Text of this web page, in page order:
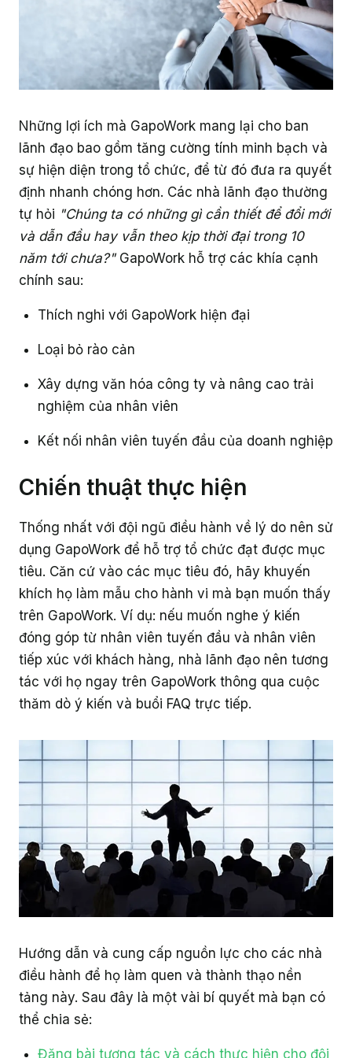
Những lợi ích mà GapoWork mang lại cho ban
lãnh đạo bao gồm tăng cường tính minh bạch và
sự hiện diện trong tổ chức, để từ đó đưa ra quyết
định nhanh chóng hơn. Các nhà lãnh đạo thường
tự hỏi "Chúng ta có những gì cần thiết để đổi mới
và dẫn đầu hay vẫn theo kịp thời đại trong 10
năm tới chưa?"GapoWork hỗ trợ các khía cạnh
chính sau:
Thích nghi với GapoWork hiện đại
Loại bỏ rào cản
Xây dựng văn hóa công ty và nâng cao trải
nghiệm của nhân viên
Kết nối nhân viên tuyến đầu của doanh nghiệp
Chiến thuật thực hiện
Thống nhất với đội ngũ điều hành về lý do nên sử
dụng GapoWork để hỗ trợ tổ chức đạt được mục
tiêu. Căn cứ vào các mục tiêu đó, hãy khuyến
khích họ làm mẫu cho hành vi mà bạn muốn thấy
trên GapoWork. Ví dụ: nếu muốn nghe ý kiến
đóng góp từ nhân viên tuyến đầu và nhân viên
tiếp xúc với khách hàng, nhà lãnh đạo nên tương
tác với họ ngay trên GapoWork thông qua cuộc
thăm dò ý kiến và buổi FAQ trực tiếp.
Hướng dẫn và cung cấp nguồn lực cho các nhà
điều hành để họ làm quen và thành thạo nền
tảng này. Sau đây là một vài bí quyết mà bạn có
thể chia sẻ:
Đăng bài tương tác và cách thực hiện cho đội